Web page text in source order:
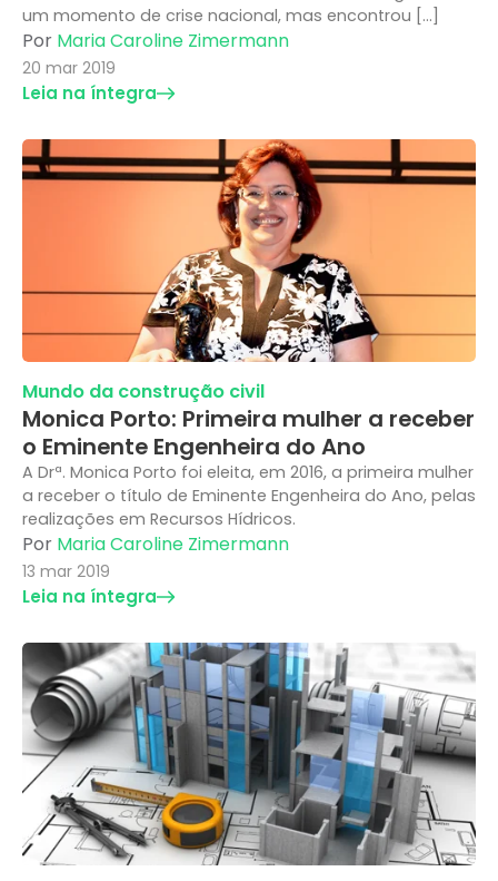
um momento de crise nacional, mas encontrou […]
Por Maria Caroline Zimermann
20 mar 2019
Leia na íntegra
Mundo da construção civil
Monica Porto: Primeira mulher a receber
o Eminente Engenheira do Ano
A Drª. Monica Porto foi eleita, em 2016, a primeira mulher
a receber o título de Eminente Engenheira do Ano, pelas
realizações em Recursos Hídricos.
Por Maria Caroline Zimermann
13 mar 2019
Leia na íntegra